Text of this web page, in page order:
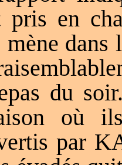
pris en
dans
du
où
par